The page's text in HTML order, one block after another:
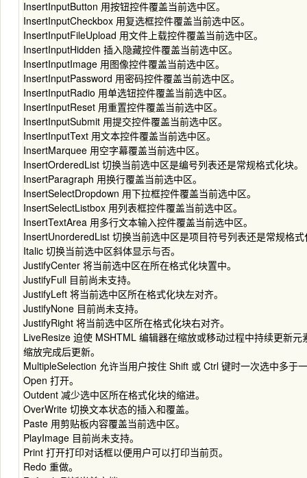
InsertInputButton 用按钮控件覆盖当前选中区。
InsertInputCheckbox 用复选框控件覆盖当前选中区。
InsertInputFileUpload 用文件上载控件覆盖当前选中区。
InsertInputHidden 插入隐藏控件覆盖当前选中区。
InsertInputImage 用图像控件覆盖当前选中区。
InsertInputPassword 用密码控件覆盖当前选中区。
InsertInputRadio 用单选钮控件覆盖当前选中区。
InsertInputReset 用重置控件覆盖当前选中区。
InsertInputSubmit 用提交控件覆盖当前选中区。
InsertInputText 用文本控件覆盖当前选中区。
InsertMarquee 用空字幕覆盖当前选中区。
InsertOrderedList 切换当前选中区是编号列表还是常规格式化块。
InsertParagraph 用换行覆盖当前选中区。
InsertSelectDropdown 用下拉框控件覆盖当前选中区。
InsertSelectListbox 用列表框控件覆盖当前选中区。
InsertTextArea 用多行文本输入控件覆盖当前选中区。
InsertUnorderedList 切换当前选中区是项目符号列表还是常规格
Italic 切换当前选中区斜体显示与否。
JustifyCenter 将当前选中区在所在格式化块置中。
JustifyFull 目前尚未支持。
JustifyLeft 将当前选中区所在格式化块左对齐。
JustifyNone 目前尚未支持。
JustifyRight 将当前选中区所在格式化块右对齐。
LiveResize 迫使 MSHTML 编辑器在缩放或移动过程中持续更新元
缩放完成后更新。
MultipleSelection 允许当用户按住 Shift 或 Ctrl 键时一次选中多于
Open 打开。
Outdent 减少选中区所在格式化块的缩进。
OverWrite 切换文本状态的插入和覆盖。
Paste 用剪贴板内容覆盖当前选中区。
PlayImage 目前尚未支持。
Print 打开打印对话框以便用户可以打印当前页。
Redo 重做。